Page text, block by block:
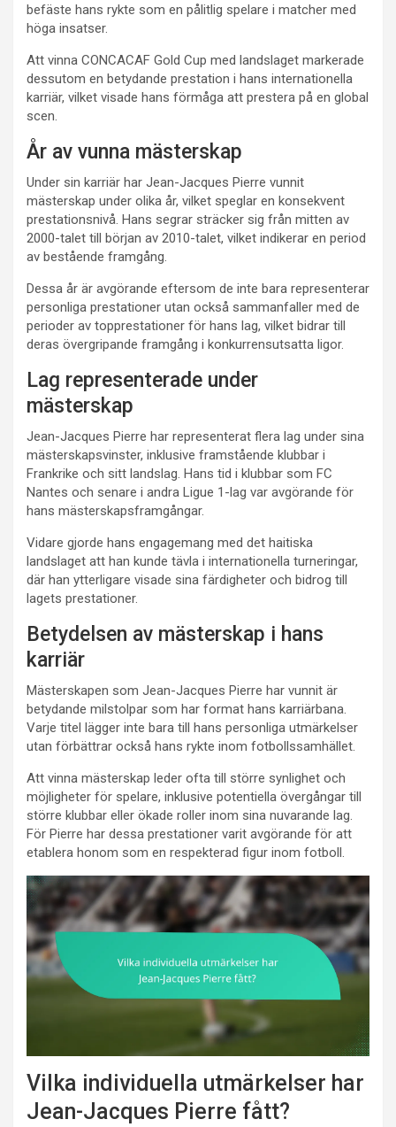
befäste hans rykte som en pålitlig spelare i matcher med
höga insatser.
Att vinna CONCACAF Gold Cup med landslaget markerade
dessutom en betydande prestation i hans internationella
karriär, vilket visade hans förmåga att prestera på en global
scen.
År av vunna mästerskap
Under sin karriär har Jean-Jacques Pierre vunnit
mästerskap under olika år, vilket speglar en konsekvent
prestationsnivå. Hans segrar sträcker sig från mitten av
2000-talet till början av 2010-talet, vilket indikerar en period
av bestående framgång.
Dessa år är avgörande eftersom de inte bara representerar
personliga prestationer utan också sammanfaller med de
perioder av topprestationer för hans lag, vilket bidrar till
deras övergripande framgång i konkurrensutsatta ligor.
Lag representerade under
mästerskap
Jean-Jacques Pierre har representerat flera lag under sina
mästerskapsvinster, inklusive framstående klubbar i
Frankrike och sitt landslag. Hans tid i klubbar som FC
Nantes och senare i andra Ligue 1-lag var avgörande för
hans mästerskapsframgångar.
Vidare gjorde hans engagemang med det haitiska
landslaget att han kunde tävla i internationella turneringar,
där han ytterligare visade sina färdigheter och bidrog till
lagets prestationer.
Betydelsen av mästerskap i hans
karriär
Mästerskapen som Jean-Jacques Pierre har vunnit är
betydande milstolpar som har format hans karriärbana.
Varje titel lägger inte bara till hans personliga utmärkelser
utan förbättrar också hans rykte inom fotbollssamhället.
Att vinna mästerskap leder ofta till större synlighet och
möjligheter för spelare, inklusive potentiella övergångar till
större klubbar eller ökade roller inom sina nuvarande lag.
För Pierre har dessa prestationer varit avgörande för att
etablera honom som en respekterad figur inom fotboll.
Vilka individuella utmärkelser har
Jean-Jacques Pierre fått?